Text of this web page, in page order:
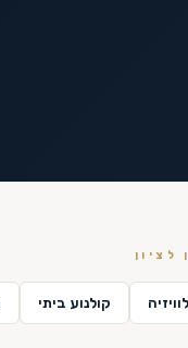
לציון
קולנוע ביתי